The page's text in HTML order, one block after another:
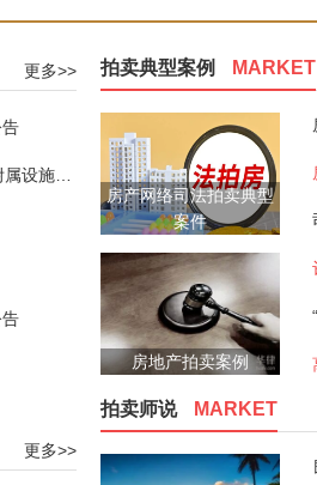
更多>>
拍卖公告
更多>>
拍卖典型案例 MARKET
房产网络司法拍卖典型
案件
房地产拍卖案例
拍卖师说 MARKET